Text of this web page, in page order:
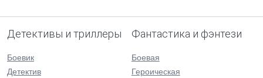
Детективы и триллеры
Боевик
Детектив
Фантастика и фэнтези
Боевая
Героическая